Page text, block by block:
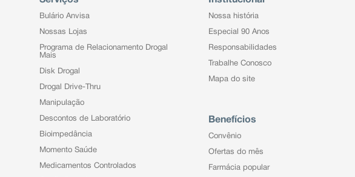
Bulário Anvisa
Nossas Lojas
Programa de Relacionamento Drogal
Mais
Disk Drogal
Drogal Drive-Thru
Manipulação
Descontos de Laboratório
Bioimpedância
Momento Saúde
Medicamentos Controlados
Nossa história
Especial 90 Anos
Responsabilidades
Trabalhe Conosco
Mapa do site
Benefícios
Convênio
Ofertas do mês
Farmácia popular